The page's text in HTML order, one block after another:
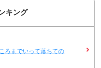
キング
ろまでいって落ちての